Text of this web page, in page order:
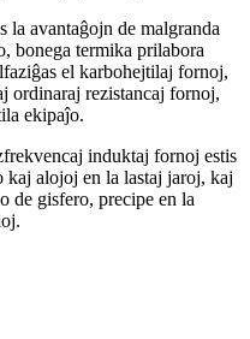
la avantaĝojn de malgranda
bonega termika prilabora
el karbohejtilaj fornoj,
ordinaraj rezistancaj fornoj,
ekipaĵo.
induktaj fornoj estis
kaj alojoj en la lastaj jaroj, kaj
de gisfero, precipe en la